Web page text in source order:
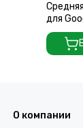
для
О компании